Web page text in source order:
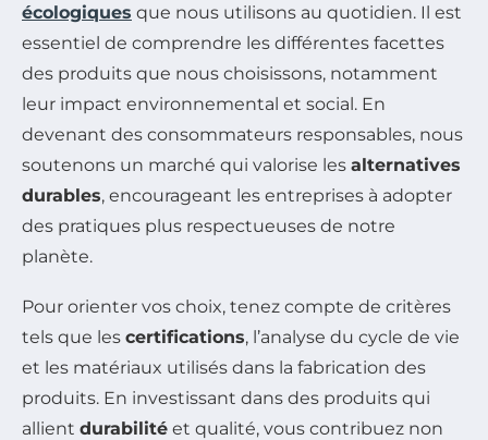
écologiques que nous utilisons au quotidien. Il est
essentiel de comprendre les différentes facettes
des produits que nous choisissons, notamment
leur impact environnemental et social. En
devenant des consommateurs responsables, nous
soutenons un marché qui valorise les alternatives
durables, encourageant les entreprises à adopter
des pratiques plus respectueuses de notre
planète.
Pour orienter vos choix, tenez compte de critères
tels que les certifications, l’analyse du cycle de vie
et les matériaux utilisés dans la fabrication des
produits. En investissant dans des produits qui
allient durabilité et qualité, vous contribuez non